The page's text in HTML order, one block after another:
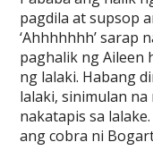
pagdila at supsop
‘Ahhhhhhh’ sarap
paghalik ng Aileen
ng lalaki. Habang
lalaki, sinimulan
nakatapis sa
ang cobra ni